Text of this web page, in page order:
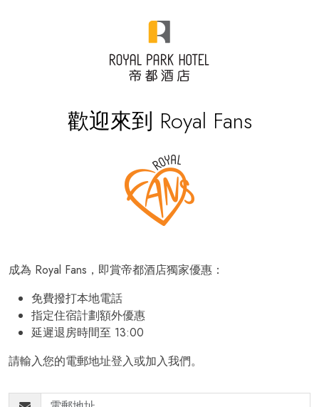
歡迎來到 Royal Fans
成為 Royal Fans，即賞帝都酒店獨家優惠：
免費撥打本地電話
指定住宿計劃額外優惠
延遲退房時間至 13:00
請輸入您的電郵地址登入或加入我們。